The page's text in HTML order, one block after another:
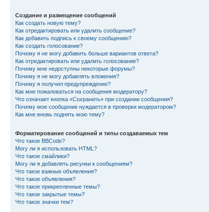
Создание и размещение сообщений
Как создать новую тему?
Как отредактировать или удалить сообщение?
Как добавить подпись к своему сообщению?
Как создать голосование?
Почему я не могу добавить больше вариантов ответа?
Как отредактировать или удалить голосование?
Почему мне недоступны некоторые форумы?
Почему я не могу добавлять вложения?
Почему я получил предупреждение?
Как мне пожаловаться на сообщения модератору?
Что означает кнопка «Сохранить» при создании сообщения?
Почему мое сообщение нуждается в проверки модератором?
Как мне вновь поднять мою тему?
Форматирование сообщений и типы создаваемых тем
Что такое BBCode?
Могу ли я использовать HTML?
Что такое смайлики?
Могу ли я добавлять рисунки к сообщениям?
Что такое важные объявления?
Что такое объявления?
Что такое прикрепленные темы?
Что такое закрытые темы?
Что такое значки тем?